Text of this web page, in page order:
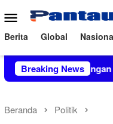
ke
konten
Menu
Mobile
Berita Global
Breaking News
Aktivis Sulsel
Beranda Politik